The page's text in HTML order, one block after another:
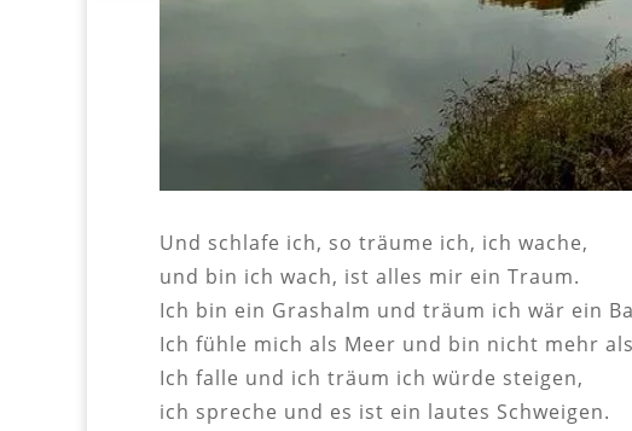
Und schlafe ich, so träume ich, ich wache,
und bin ich wach, ist alles mir ein Traum.
Ich bin ein Grashalm und träum ich wär ein
Ich fühle mich als Meer und bin nicht mehr
Ich falle und ich träum ich würde steigen,
ich spreche und es ist ein lautes Schweigen.